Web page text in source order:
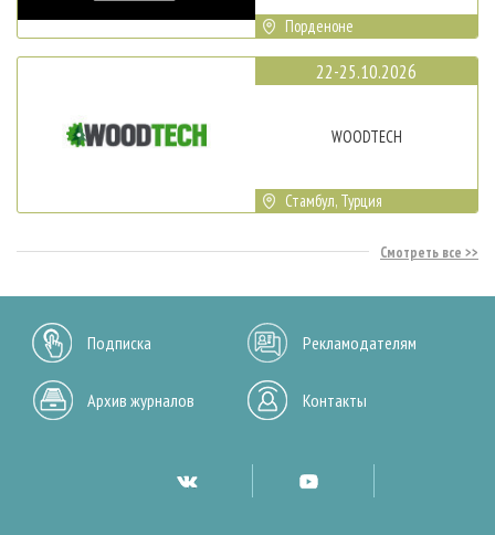
Порденоне
22-25.10.2026
WOODTECH
Стамбул, Турция
Смотреть все
Подписка Рекламодателям
Архив журналов Контакты